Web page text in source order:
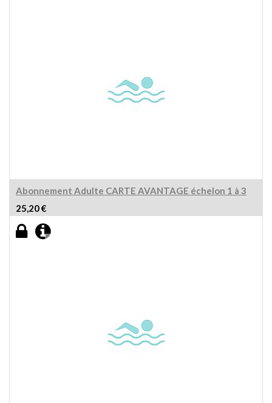
Abonnement Adulte CARTE AVANTAGE échelon 1 à 3
25,20€